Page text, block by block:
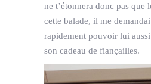
ne t’étonnera donc pas que
cette balade, il me
rapidement pouvoir lui aussi
son cadeau de fiançailles.